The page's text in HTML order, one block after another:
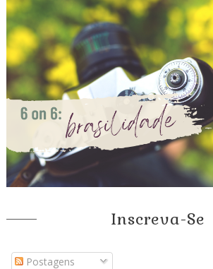
Inscreva-Se
Postagens